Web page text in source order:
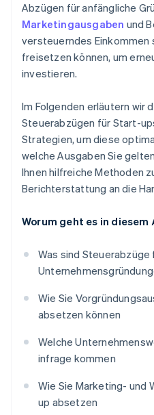
Ein Jahr Stripe Payments
Partnergutschriften und
USD
Abzügen für anfängliche
Marketingausgaben und
versteuerndes Einkommen
freisetzen können, um
investieren.
Im Folgenden erläutern wir
Steuerabzügen für Start-
Strategien, um diese
welche Ausgaben Sie
Ihnen hilfreiche Methoden
Berichterstattung an die
Worum geht es in diesem
Was sind Steuerabzüge
Wie Sie
absetzen können
Welche
infrage kommen
Wie Sie Marketing- und
up absetzen